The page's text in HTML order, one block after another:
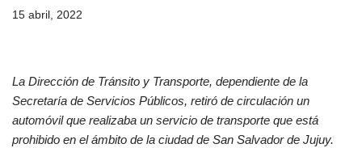
15 abril, 2022
La Dirección de Tránsito y Transporte, dependiente de la
Secretaría de Servicios Públicos, retiró de circulación un
automóvil que realizaba un servicio de transporte que está
prohibido en el ámbito de la ciudad de San Salvador de Jujuy.